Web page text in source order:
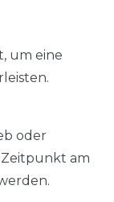
um eine
oder
am